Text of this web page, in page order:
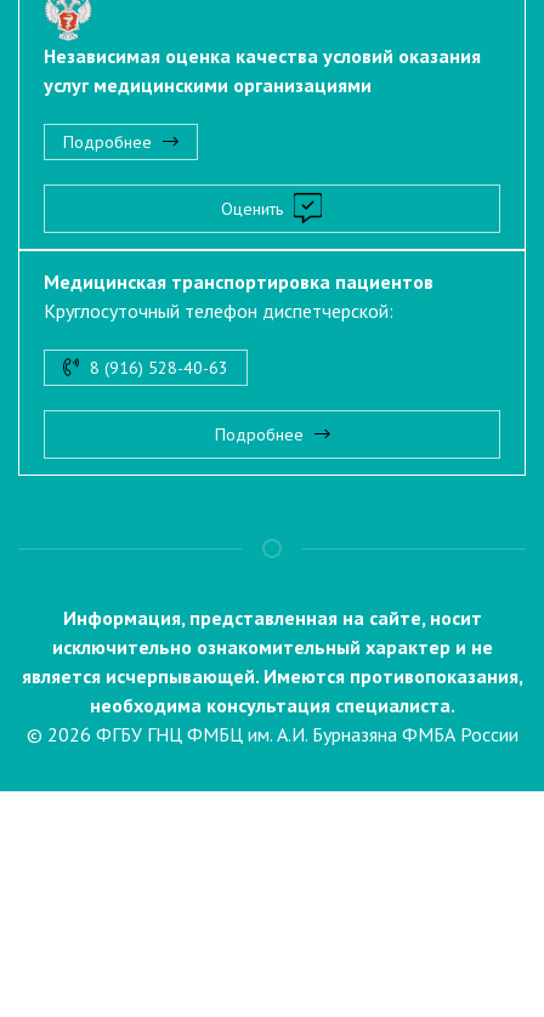
Независимая оценка качества условий оказания
услуг медицинскими организациями
Подробнее
Оценить
Медицинская транспортировка пациентов
Круглосуточный телефон диспетчерской:
8 (916) 528-40-63
Подробнее
Информация, представленная на сайте, носит
исключительно ознакомительный характер и не
является исчерпывающей. Имеются противопоказания,
необходима консультация специалиста.
© 2026 ФГБУ ГНЦ ФМБЦ им. А.И. Бурназяна ФМБА России